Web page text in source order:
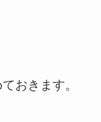
おきます。